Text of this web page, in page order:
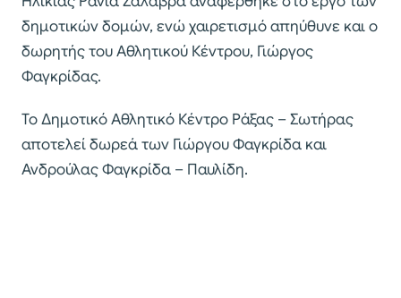
δημοτικών δομών, ενώ χαιρετισμό απηύθυνε και ο
δωρητής του Αθλητικού Κέντρου, Γιώργος
Φαγκρίδας.
Το Δημοτικό Αθλητικό Κέντρο Ράξας – Σωτήρας
αποτελεί δωρεά των Γιώργου Φαγκρίδα και
Ανδρούλας Φαγκρίδα – Παυλίδη.